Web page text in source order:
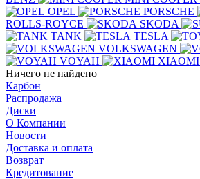
OPEL
PORSCHE
ROLLS-ROYCE
SKODA
TANK
TESLA
VOLKSWAGEN
VOYAH
XIAOMI
Ничего не найдено
Карбон
Распродажа
Диски
О Компании
Новости
Доставка и оплата
Возврат
Кредитование